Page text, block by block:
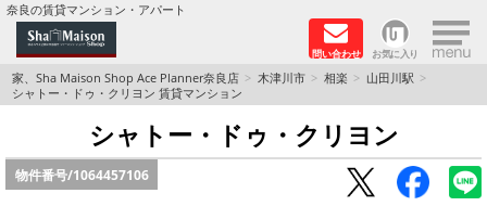
奈良の賃貸マンション・アパート
問い合わせ お気に入り ×
TOPページ
Foreigners welcome！
店長のおすすめ物件
家、Sha Maison Shop Ace Planner奈良店 木津川市 相楽
山田川駅
シャトー・ドゥ・クリヨン 賃貸マンション
シャトー・ドゥ・クリヨン
物件番号/1064457106